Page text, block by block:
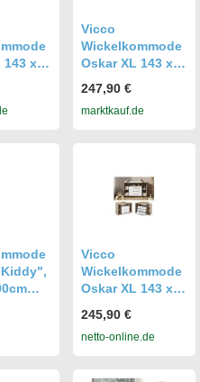
143 x
Vicco
Wickelkommode
Oskar XL 143 x
Anthrazit, inkl.
Wickelauflage
247,90 €
marktkauf.de
Vicco
Wickelkommode
Oskar XL 143 x
Weiß, inklusive
Wickelauflage
245,90 €
netto-online.de